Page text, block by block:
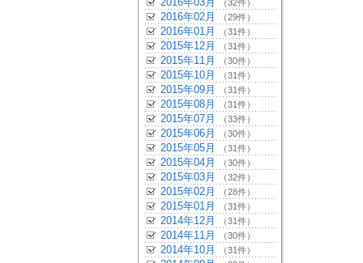
（32件）
2016年02月 （29件）
2016年01月 （31件）
2015年12月 （31件）
2015年11月 （30件）
2015年10月 （31件）
2015年09月 （31件）
2015年08月 （31件）
2015年07月 （33件）
2015年06月 （30件）
2015年05月 （31件）
2015年04月 （30件）
2015年03月 （32件）
2015年02月 （28件）
2015年01月 （31件）
2014年12月 （31件）
2014年11月 （30件）
2014年10月 （31件）